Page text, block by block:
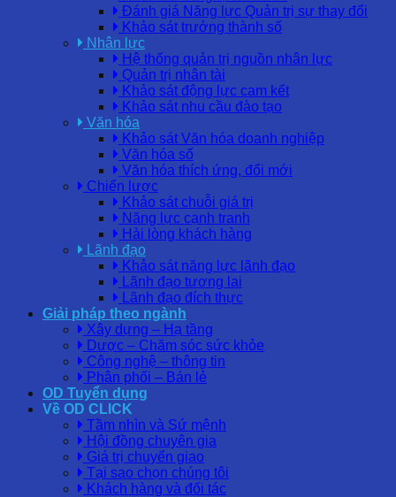
Đánh giá Năng lực Quản trị sự thay đổi
Khảo sát trưởng thành số
Nhân lực
Hệ thống quản trị nguồn nhân lực
Quản trị nhân tài
Khảo sát động lực cam kết
Khảo sát nhu cầu đào tạo
Văn hóa
Khảo sát Văn hóa doanh nghiệp
Văn hóa số
Văn hóa thích ứng, đổi mới
Chiến lược
Khảo sát chuỗi giá trị
Năng lực cạnh tranh
Hài lòng khách hàng
Lãnh đạo
Khảo sát năng lực lãnh đạo
Lãnh đạo tương lai
Lãnh đạo đích thực
Giải pháp theo ngành
Xây dựng – Hạ tầng
Dược – Chăm sóc sức khỏe
Công nghệ – thông tin
Phân phối – Bán lẻ
OD Tuyển dụng
Về OD CLICK
Tầm nhìn và Sứ mệnh
Hội đồng chuyên gia
Giá trị chuyển giao
Tại sao chọn chúng tôi
Khách hàng và đối tác